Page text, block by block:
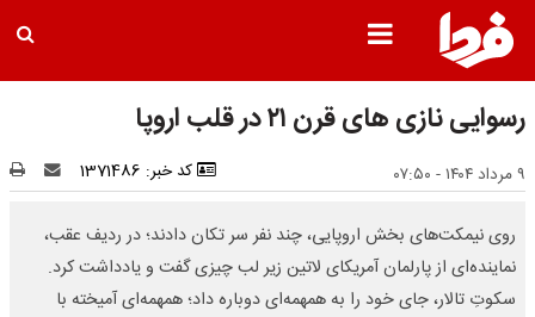
رسوایی نازی های قرن ۲۱ در قلب اروپا
۹ مرداد ۱۴۰۴ - ۰۷:۵۰ کد خبر: 1371486
روی نیمکت‌های بخش اروپایی، چند نفر سر تکان دادند؛ در ردیف عقب،
نماینده‌ای از پارلمان آمریکای لاتین زیر لب چیزی گفت و یادداشت کرد.
سکوتِ تالار، جای خود را به همهمه‌ای دوباره داد؛ همهمه‌ای آمیخته با